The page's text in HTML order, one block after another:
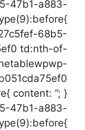
47b1-a883-
68b5-
td:nth-of-
content: ”; }
47b1-a883-